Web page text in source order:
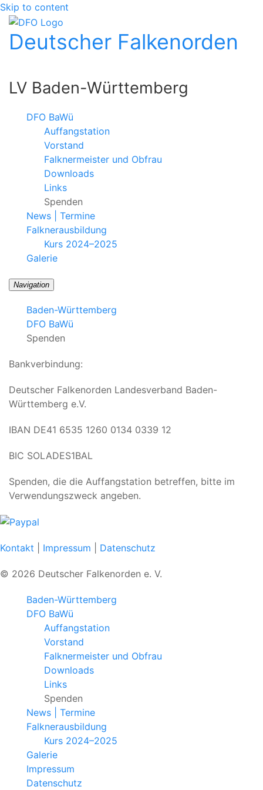
Skip to content
Deutscher Falkenorden
LV Baden-Württemberg
DFO BaWü
Auffangstation
Vorstand
Falknermeister und Obfrau
Downloads
Links
Spenden
News | Termine
Falknerausbildung
Kurs 2024–2025
Galerie
Navigation
Baden-Württemberg
DFO BaWü
Spenden
Bankverbindung:
Deutscher Falkenorden Landesverband Baden-
Württemberg e.V.
IBAN DE41 6535 1260 0134 0339 12
BIC SOLADES1BAL
Spenden, die die Auffangstation betreffen, bitte im
Verwendungszweck angeben.
Kontakt Impressum Datenschutz
© 2026 Deutscher Falkenorden e. V.
Baden-Württemberg
DFO BaWü
Auffangstation
Vorstand
Falknermeister und Obfrau
Downloads
Links
Spenden
News | Termine
Falknerausbildung
Kurs 2024–2025
Galerie
Impressum
Datenschutz